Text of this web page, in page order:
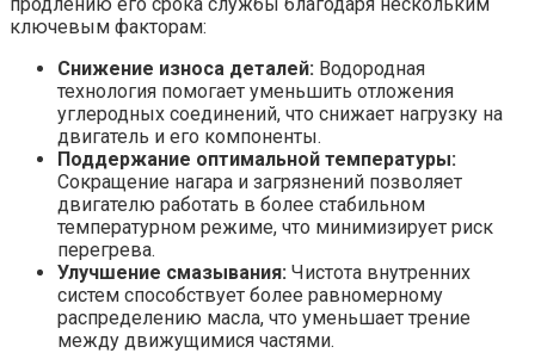
ключевым факторам:
Снижение износа деталей: Водородная
технология помогает уменьшить отложения
углеродных соединений, что снижает нагрузку на
двигатель и его компоненты.
Поддержание оптимальной температуры:
Сокращение нагара и загрязнений позволяет
двигателю работать в более стабильном
температурном режиме, что минимизирует риск
перегрева.
Улучшение смазывания: Чистота внутренних
систем способствует более равномерному
распределению масла, что уменьшает трение
между движущимися частями.